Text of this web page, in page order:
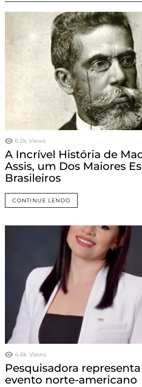
6.2k Views
A Incrível História de
Assis, um Dos Maiores
Brasileiros
CONTINUE LENDO
4.6k Views
Pesquisadora
evento norte-americano